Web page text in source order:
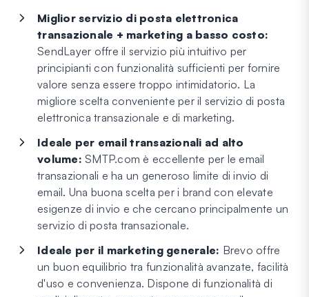
Miglior servizio di posta elettronica
transazionale + marketing a basso costo:
SendLayer offre il servizio più intuitivo per
principianti con funzionalità sufficienti per fornire
valore senza essere troppo intimidatorio. La
migliore scelta conveniente per il servizio di posta
elettronica transazionale e di marketing.
Ideale per email transazionali ad alto
volume: SMTP.com è eccellente per le email
transazionali e ha un generoso limite di invio di
email. Una buona scelta per i brand con elevate
esigenze di invio e che cercano principalmente un
servizio di posta transazionale.
Ideale per il marketing generale: Brevo offre
un buon equilibrio tra funzionalità avanzate, facilità
d'uso e convenienza. Dispone di funzionalità di